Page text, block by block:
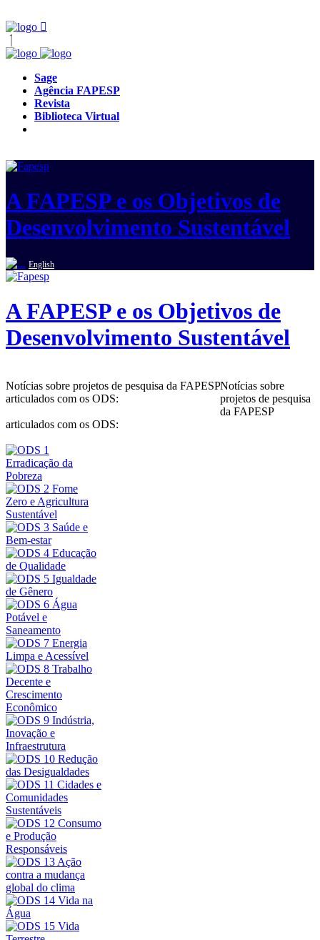
Sage
Agência FAPESP
Revista
Biblioteca Virtual
A FAPESP e os Objetivos de
Desenvolvimento Sustentável
English
A FAPESP e os Objetivos de
Desenvolvimento Sustentável
Notícias sobre projetos de pesquisa da FAPESP
articulados com os ODS:
Notícias sobre
projetos de pesquisa
da FAPESP
articulados com os ODS: